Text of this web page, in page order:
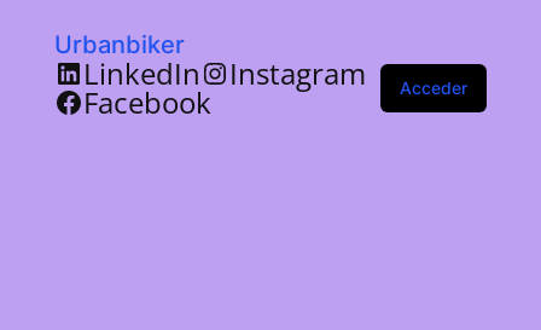
Urbanbiker
LinkedIn Instagram
Facebook Acceder